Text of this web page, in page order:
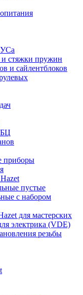
и стяжки пружин
и сайлентблоков
приборы
пустые
с набором
для мастерских
электрика (VDE)
резьбы